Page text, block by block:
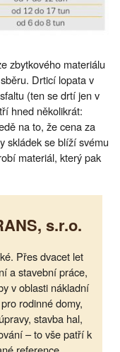
zbytkového materiálu
Drticí lopata v
(ten se drtí jen v
hned několikrát:
na to, že cena za
skládek se blíží svému
materiál, který pak
s.r.o.
Přes dvacet let
a stavební práce,
v oblasti nákladní
rodinné domy,
stavba hal,
– to vše patří k